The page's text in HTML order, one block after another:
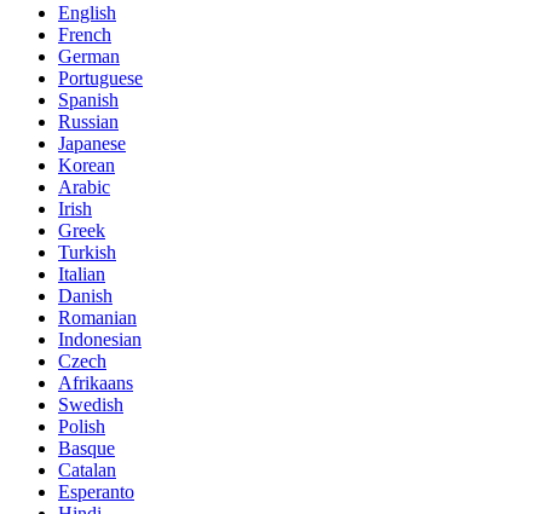
English
French
German
Portuguese
Spanish
Russian
Japanese
Korean
Arabic
Irish
Greek
Turkish
Italian
Danish
Romanian
Indonesian
Czech
Afrikaans
Swedish
Polish
Basque
Catalan
Esperanto